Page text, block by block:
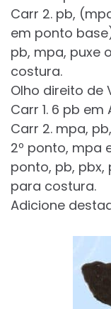
Carr 2. pb,
em ponto
pb, mpa, puxe
costura.
Olho direito de
Carr 1. 6 pb em
Carr 2. mpa,
2º ponto, mpa
ponto, pb, pbx,
para costura.
Adicione